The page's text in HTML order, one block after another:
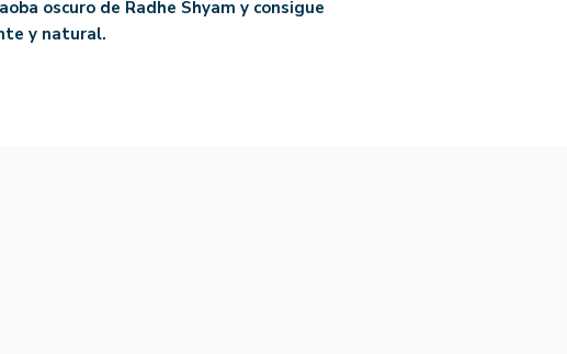
oscuro de Radhe Shyam y consigue
y natural.